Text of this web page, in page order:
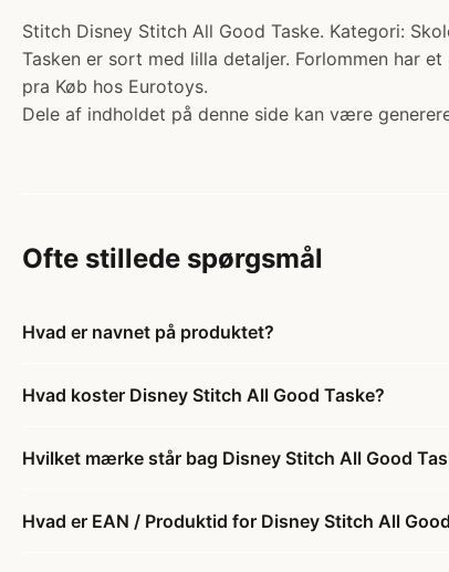
Stitch Disney Stitch All Good Taske. Kategori:
Tasken er sort med lilla detaljer. Forlommen har
pra Køb hos Eurotoys.
Dele af indholdet på denne side kan være
Ofte stillede spørgsmål
Hvad er navnet på produktet?
Hvad koster Disney Stitch All Good Taske?
Hvilket mærke står bag Disney Stitch All Good
Hvad er EAN / Produktid for Disney Stitch All